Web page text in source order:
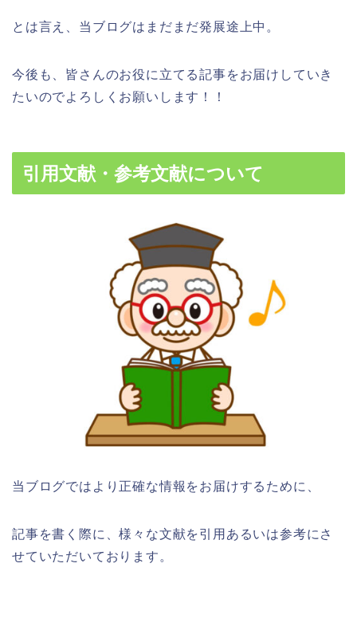
とは言え、当ブログはまだまだ発展途上中。
今後も、皆さんのお役に立てる記事をお届けしていき
たいのでよろしくお願いします！！
引用文献・参考文献について
当ブログではより正確な情報をお届けするために、
記事を書く際に、様々な文献を引用あるいは参考にさ
せていただいております。